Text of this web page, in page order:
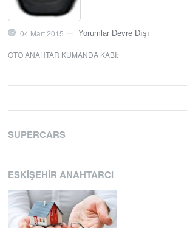
04 Mart 2015 Yorumlar Devre Dışı
OTO ANAHTAR KUMANDA KABI:
SUPERCARS
ESKIŞEHIR ANAHTARCI